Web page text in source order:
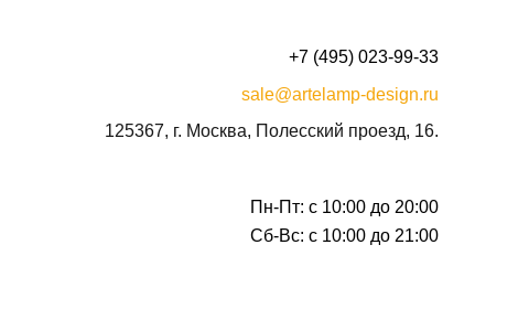
+7 (495) 023-99-33
sale@artelamp-design.ru
125367, г. Москва, Полесский проезд, 16.
Пн-Пт: с 10:00 до 20:00
Сб-Вс: с 10:00 до 21:00